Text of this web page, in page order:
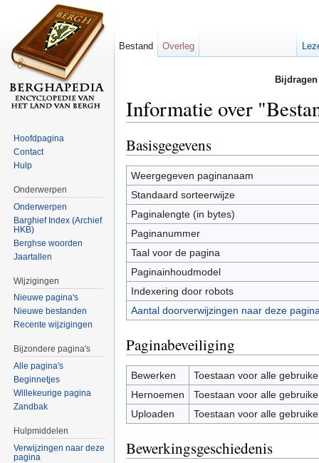
Informatie over
Basisgegevens
Weergegeven paginanaam
Standaard sorteerwijze
Paginalengte (in bytes)
Paginanummer
Taal voor de pagina
Paginainhoudmodel
Indexering door robots
Aantal doorverwijzingen naar deze
Paginabeveiliging
Bewerken
Toestaan voor alle
Hernoemen
Toestaan voor alle
Uploaden
Toestaan voor alle
Bewerkingsgeschiedenis
Bestand Overleg
Hoofdpagina
Contact
Hulp
Onderwerpen
Onderwerpen
Barghief Index (Archief
HKB)
Berghse woorden
Jaartallen
Wijzigingen
Nieuwe pagina's
Nieuwe bestanden
Recente wijzigingen
Bijzondere pagina's
Alle pagina's
Beginnetjes
Willekeurige pagina
Zandbak
Hulpmiddelen
Verwijzingen naar deze
pagina